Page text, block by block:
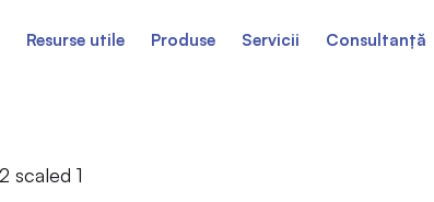
Resurse utile Produse Servicii Consultanță